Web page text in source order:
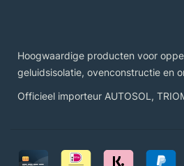
Hoogwaardige producten voor
geluidsisolatie, ovenconstructie en
Officieel importeur AUTOSOL ,